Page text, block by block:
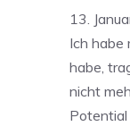
13.
Ich habe
habe,
nicht
Potential